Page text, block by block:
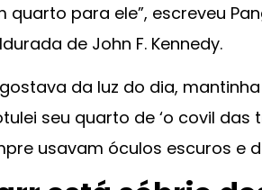
quarto para ele”, escreveu
de John F. Kennedy.
da luz do dia,
seu quarto de ‘o covil das
usavam óculos escuros e